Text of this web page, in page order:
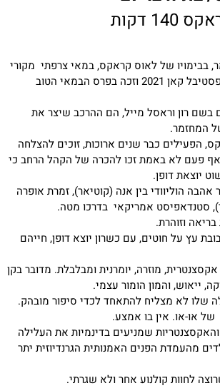
דקות
בבימויו של לאוס קראקס, במאי צרפתי מקורי
ונועז. הסרט פתח את פסטיבל קאן 2021 וזכה בפרס הבמאי הטוב
רון וראסל מייל, הם ההרכב שיצר את
המחזמר.
הפעילים כבר שנים ארוכות, זוכים להצלחה
אף פעם לא באמת זכו להכרה של הקהל הרחב כי
יוצאת דופן.
הוליוודי בין אנה (קוטיאר), זמרת אופרה
סטנדאפיסט אמריקאי בדרכו מטה.
בריאה וזוהרת.
עץ על חוטים, עם כשרון יוצא דופן, חייהם
מוזרה, יומרנית ומבלבלת. מדובר בקן
ייאוש, והמון הומור עצמי.
שלו לא מצליח להתאחד לכדי סיפור מובהק.
או-או. אין בו אמצע.
שמניעים בדינמיות את העלילה
מהעמדת הפנים האמנותית הגרנדיוזית יתר
לחוות קולנוע אחר ולא שגרתי.